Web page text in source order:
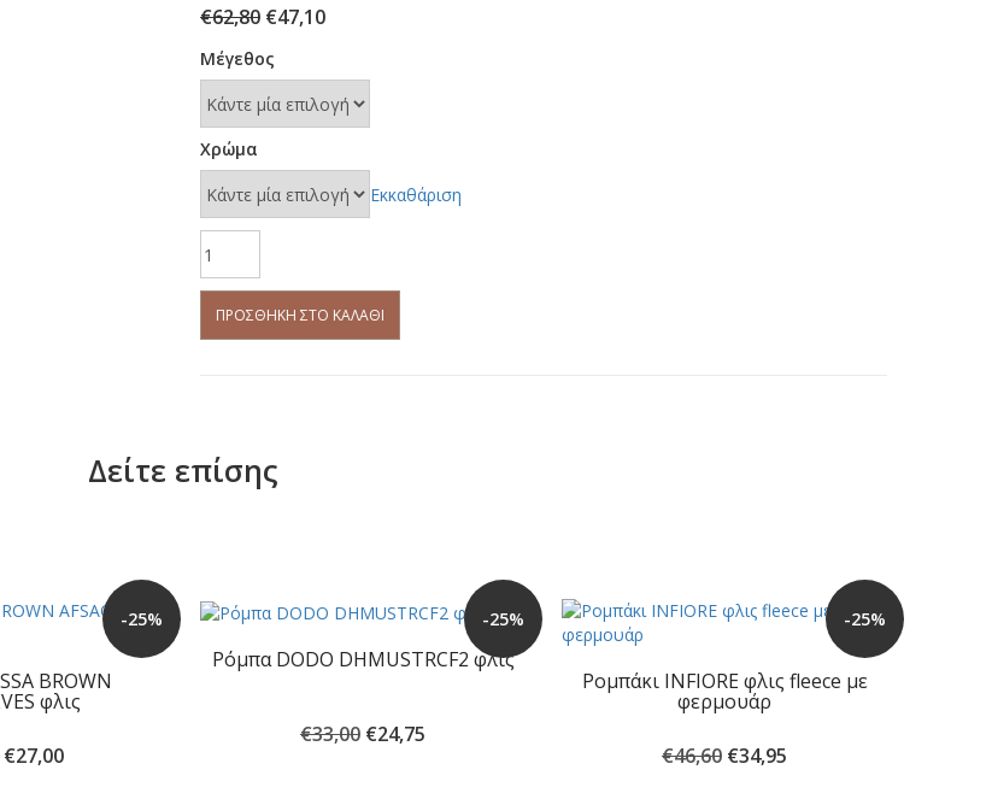
€62,80 Original
was:
€62,80.
€47,10Η
τιμή
είναι:
€47,10.
Μέγεθος
Χρώμα
Εκκαθάριση
PRIMAVERA
κλασσική
καπιτονέ
κουμπωτή
ΠΡΟΣΘΉΚΗ ΣΤΟ ΚΑΛΆΘΙ
Δείτε επίσης
-25%
BROWN
φλις
Original
€27,00Η
-25%
Ρόμπα DODO DHMUSTRCF2 φλις
€33,00 Original
€24,75
-25%
Ρομπάκι INFIORE φλις fleece με
φερμουάρ
€46,60 Original
€34,95